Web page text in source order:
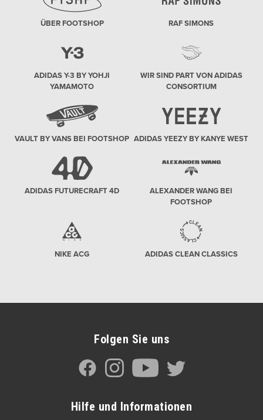
ÜBER FOOTSHOP RAF SIMONS
ADIDAS Y-3 BY YOHJI
YAMAMOTO
WIR SIND PART VON ADIDAS
CONSORTIUM
VAULT BY VANS BEI FOOTSHOP ADIDAS YEEZY BY KANYE WEST
ADIDAS FUTURECRAFT 4D
ALEXANDER WANG BEI
FOOTSHOP
NIKE ACG ADIDAS CLEAN CLASSICS
Folgen Sie uns
Hilfe und Informationen